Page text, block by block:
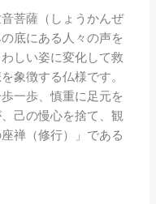
菩薩（しょうかんぜ
底にある人々の声を
しい姿に変化して救
象徴する仏様です。
一歩、慎重に足元を
己の慢心を捨て、観
禅（修行）」である